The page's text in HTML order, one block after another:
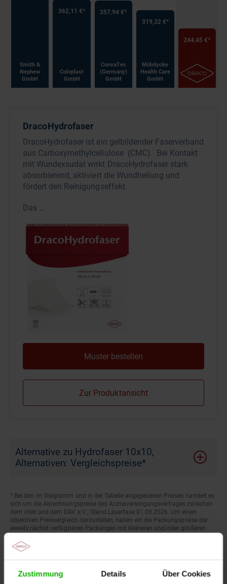
Zustimmung Details Über Cookies
Smith &
Nephew
GmbH
362,11 €*
Coloplast
GmbH
357,94 €*
ConvaTec
(Germany)
GmbH
319,32 €*
Mölnlycke
Health Care
GmbH
244,45 €*
DracoHydrofaser
DracoHydrofaser ist ein gelbildender Faserverband
aus Carboxymethylcellulose (CMC). Bei Kontakt
mit Wundexsudat wirkt DracoHydrofaser stark
absorbierend, aktiviert die Wundhei­lung und
fördert den Reinigungseffekt.
Das …
Zur Produktansicht
Alternative zu Hydrofaser 10x10,
Alternativen: Vergleichspreise*
* Bei den im Diagramm und in der Tabelle angegebenen Preisen handelt es
sich um die Abrechnungspreise des Arzneiversorgungsvertrages zwischen
dem vdek und dem DAV e.V.; Stand Lauertaxe 01.08.2026. Um einen
objektiven Preisvergleich darzustellen, haben wir die Packungspreise der
jeweils nächst verfügbaren Packungen mit kleineren und/oder größeren
umgerechnet.
Durafiber 10 x 10 cm PZN: 00283156 (10 Stück), Biatain Fiber 10 x 12 cm
PZN: 15628566 (10 Stück), Aquacel Extra 10 x 10 cm PZN: 09078848 (10
Stück), Exufiber 10 x 10 cm PZN: 14021678 (10 Stück), DracoHydrofaser
10 x 10 cm PZN: 12554471 (10 Stück).